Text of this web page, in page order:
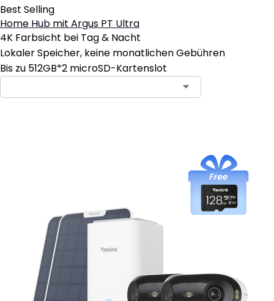
Best Selling
Home Hub mit Argus PT Ultra
4K Farbsicht bei Tag & Nacht
Lokaler Speicher, keine monatlichen Gebühren
Bis zu 512GB*2 microSD-Kartenslot